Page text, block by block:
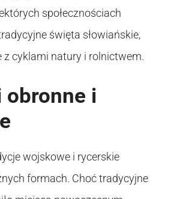
społecznościach
święta słowiańskie,
z cyklami natury i rolnictwem.
obronne i
wojskowe i rycerskie
formach. Choć tradycyjne